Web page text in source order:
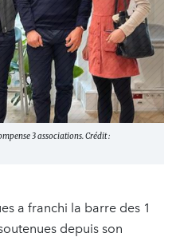
3 associations. Crédit :
a franchi la barre des 1
depuis son